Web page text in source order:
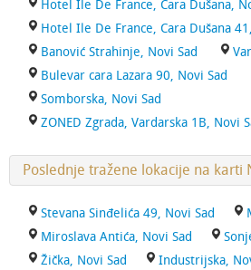
Hotel Ile De France, Cara Dušana,
Hotel Ile De France, Cara Dušana
Banović Strahinje, Novi Sad
Bulevar cara Lazara 90, Novi Sad
Somborska, Novi Sad
ZONED Zgrada, Vardarska 1B, Novi
Poslednje tražene lokacije na karti
Stevana Sinđelića 49, Novi Sad
Miroslava Antića, Novi Sad
Žička, Novi Sad
Industrijska,